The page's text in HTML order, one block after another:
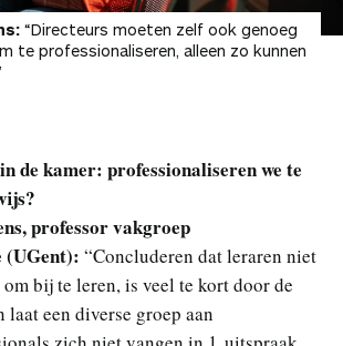
“Directeurs moeten zelf ook genoeg
te professionaliseren, alleen zo kunnen
de kamer: professionaliseren we te
professor vakgroep
(UGent): “Concluderen dat leraren niet
bij te leren, is veel te kort door de
laat een diverse groep aan